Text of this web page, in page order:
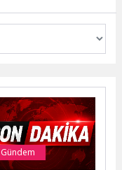
Gündem